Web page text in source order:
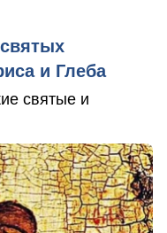
и Глеба
святые и